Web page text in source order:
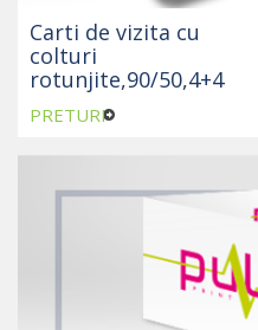
Carti de vizita cu
colturi
rotunjite,90/50,4+4
PRETURI